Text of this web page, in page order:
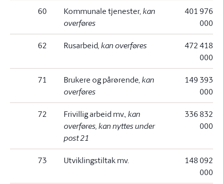
60 Kommunale tjenester, kan
overføres
401 976
000
62 Rusarbeid, kan overføres
472 418
000
71 Brukere og pårørende, kan
overføres
149 393
000
72 Frivillig arbeid mv., kan
overføres, kan nyttes under
post 21
336 832
000
73 Utviklingstiltak mv.
148 092
000